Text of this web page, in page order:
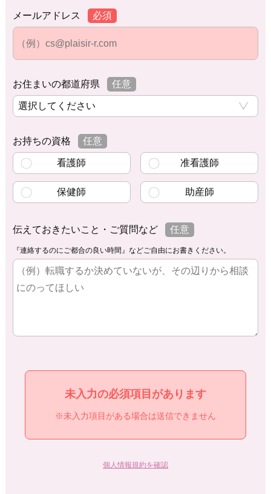
メールアドレス 必須
お住まいの都道府県 任意
お持ちの資格 任意
看護師 准看護師
保健師 助産師
伝えておきたいこと・ご質問など 任意
『連絡するのにご都合の良い時間』などご自由にお書きください。
未入力の必須項目があります
※未入力項目がある場合は送信できません
個人情報規約を確認